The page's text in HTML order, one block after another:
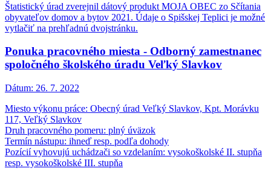
Štatistický úrad zverejnil dátový produkt MOJA OBEC zo Sčítania
obyvateľov domov a bytov 2021. Údaje o Spišskej Teplici je možné
vytlačiť na prehľadnú dvojstránku.
Ponuka pracovného miesta - Odborný zamestnanec
spoločného školského úradu Veľký Slavkov
Dátum: 26. 7. 2022
Miesto výkonu práce: Obecný úrad Veľký Slavkov, Kpt. Morávku
117, Veľký Slavkov
Druh pracovného pomeru: plný úväzok
Termín nástupu: ihneď resp. podľa dohody
Pozícií vyhovujú uchádzači so vzdelaním: vysokoškolské II. stupňa
resp. vysokoškolské III. stupňa